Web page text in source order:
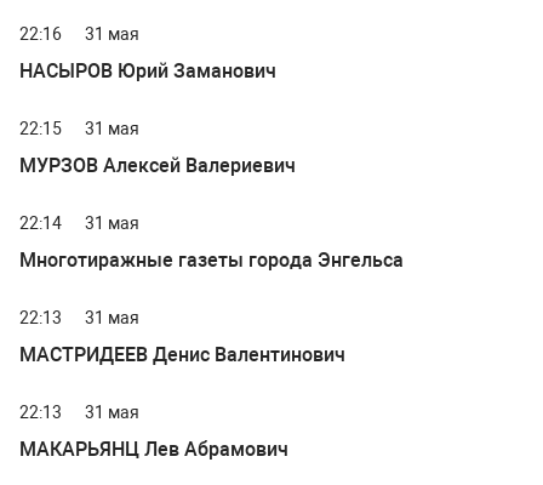
22:16 31 мая
НАСЫРОВ Юрий Заманович
22:15 31 мая
МУРЗОВ Алексей Валериевич
22:14 31 мая
Многотиражные газеты города Энгельса
22:13 31 мая
МАСТРИДЕЕВ Денис Валентинович
22:13 31 мая
МАКАРЬЯНЦ Лев Абрамович